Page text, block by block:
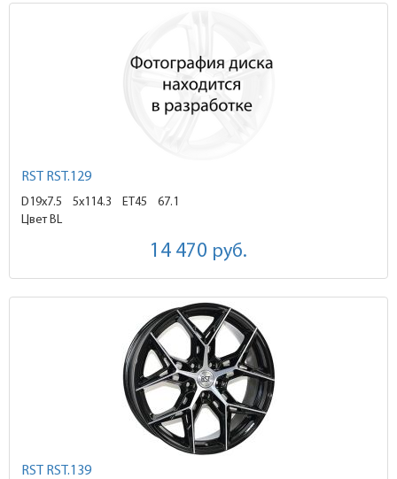
RST RST.129
D19x7.5 5x114.3 ET45
67.1
Цвет BL
14 470 руб.
RST RST.139